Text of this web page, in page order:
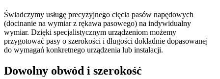
Świadczymy usługę precyzyjnego cięcia pasów napędowych
(docinanie na wymiar z rękawa pasowego) na indywidualny
wymiar. Dzięki specjalistycznym urządzeniom możemy
przygotować pasy o szerokości i długości dokładnie dopasowanej
do wymagań konkretnego urządzenia lub instalacji.
Dowolny obwód i szerokość